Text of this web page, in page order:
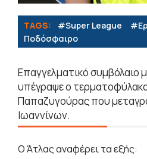
TAGS: #Super League
Ποδόσφαιρο
Επαγγελματικό συμβόλαιο
υπέγραψε ο
Παπαζυγούρας που
Ιωαννίνων.
Ο Άτλας αναφέρει τα εξής: